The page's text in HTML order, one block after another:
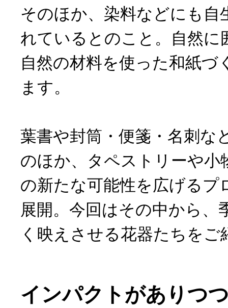
そのほか、染料などにも自
れているとのこと。自然に
自然の材料を使った和紙づ
ます。
葉書や封筒・便箋・名刺な
のほか、タペストリーや小
の新たな可能性を広げるプ
展開。今回はその中から、
く映えさせる花器たちをご
インパクトがありつ